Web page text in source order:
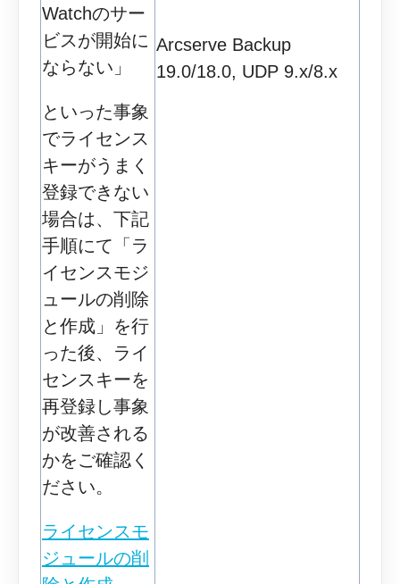
Watchのサー
ビスが開始に
ならない」
といった事象
でライセンス
キーがうまく
登録できない
場合は、下記
手順にて「ラ
イセンスモジ
ュールの削除
と作成」を行
った後、ライ
センスキーを
再登録し事象
が改善される
かをご確認く
ださい。
ライセンスモ
ジュールの削
Arcserve Backup
19.0/18.0, UDP 9.x/8.x